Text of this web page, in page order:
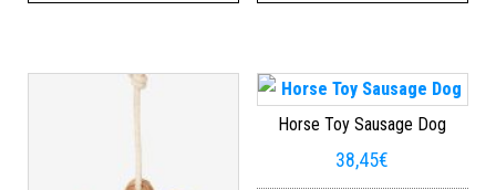
Horse Toy Sausage Dog
38,45€